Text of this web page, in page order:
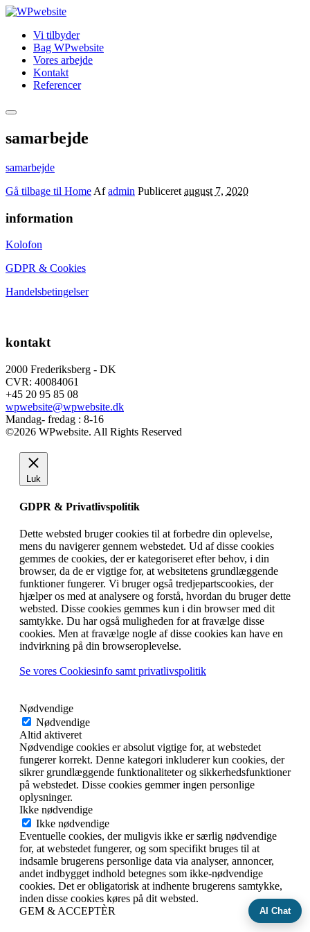
Vi tilbyder
Bag WPwebsite
Vores arbejde
Kontakt
Referencer
samarbejde
samarbejde
Gå tilbage til Home Afadmin Publiceret august 7, 2020
information
Kolofon
GDPR & Cookies
Handelsbetingelser
kontakt
2000 Frederiksberg - DK
CVR: 40084061
+45 20 95 85 08
wpwebsite@wpwebsite.dk
Mandag- fredag : 8-16
©2026 WPwebsite. All Rights Reserved
AI Chat
Luk
GDPR & Privatlivspolitik
Dette websted bruger cookies til at forbedre din oplevelse,
mens du navigerer gennem webstedet. Ud af disse cookies
gemmes de cookies, der er kategoriseret efter behov, i din
browser, da de er vigtige for, at websitetens grundlæggende
funktioner fungerer. Vi bruger også tredjepartscookies, der
hjælper os med at analysere og forstå, hvordan du bruger dette
websted. Disse cookies gemmes kun i din browser med dit
samtykke. Du har også muligheden for at fravælge disse
cookies. Men at fravælge nogle af disse cookies kan have en
indvirkning på din browseroplevelse.
Se vores Cookiesinfo samt privatlivspolitik
Nødvendige
Nødvendige
Altid aktiveret
Nødvendige cookies er absolut vigtige for, at webstedet
fungerer korrekt. Denne kategori inkluderer kun cookies, der
sikrer grundlæggende funktionaliteter og sikkerhedsfunktioner
på webstedet. Disse cookies gemmer ingen personlige
oplysninger.
Ikke nødvendige
Ikke nødvendige
Eventuelle cookies, der muligvis ikke er særlig nødvendige
for, at webstedet fungerer, og som specifikt bruges til at
indsamle brugerens personlige data via analyser, annoncer,
andet indbygget indhold betegnes som ikke-nødvendige
cookies. Det er obligatorisk at indhente brugerens samtykke,
inden disse cookies køres på dit websted.
GEM & ACCEPTÈR